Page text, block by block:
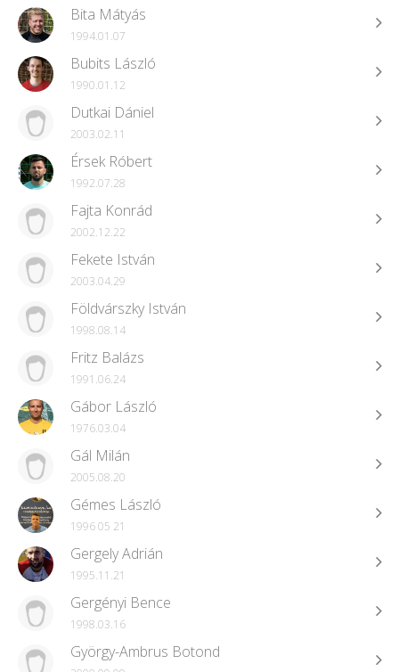
Bita Mátyás
1994.01.07
Bubits László
1990.01.12
Dutkai Dániel
2003.02.11
Érsek Róbert
1992.07.28
Fajta Konrád
2002.12.22
Fekete István
2003.04.29
Földvárszky István
1998.08.14
Fritz Balázs
1991.06.24
Gábor László
1976.03.04
Gál Milán
2005.08.20
Gémes László
1996 05 21
Gergely Adrián
1995.11.21
Gergényi Bence
1998.03.16
György-Ambrus Botond